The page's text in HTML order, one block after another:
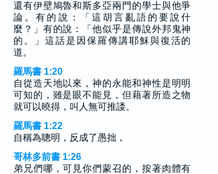
還有伊壁鳩魯和斯多亞兩門的學士與他爭
論。有的說：「這胡言亂語的要說什
麼？」有的說：「他似乎是傳說外邦鬼神
的。」這話是因保羅傳講耶穌與復活的
道。
羅馬書 1:20
自從造天地以來，神的永能和神性是明明
可知的，雖是眼不能見，但藉著所造之物
就可以曉得，叫人無可推諉。
羅馬書 1:22
自稱為聰明，反成了愚拙，
哥林多前書 1:26
弟兄們哪，可見你們蒙召的，按著肉體有